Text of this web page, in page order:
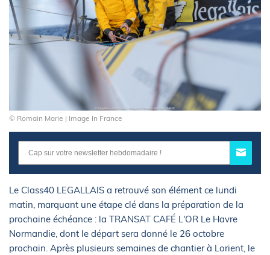
© Romain Marie | Image In France
Le Class40 LEGALLAIS a retrouvé son élément ce lundi
matin, marquant une étape clé dans la préparation de la
prochaine échéance : la TRANSAT CAFÉ L'OR Le Havre
Normandie, dont le départ sera donné le 26 octobre
prochain. Après plusieurs semaines de chantier à Lorient, le